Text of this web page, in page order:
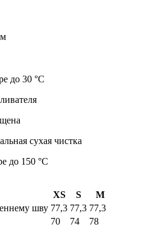
до 30 °С
сухая чистка
до 150 °С
XS
S
M
шву 77,3 77,3 77,3
70 74
78